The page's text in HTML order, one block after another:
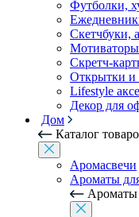
Футболки,
Скетчбуки,
Скретч-
Открытки и
Lifestyle
Декор для
Дом
Каталог
Аромасвечи
Ароматы
Ароматы